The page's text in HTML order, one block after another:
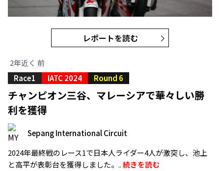
レポートを読む
2年近く 前
Race1
IATC 2024 Round 6
チャンピオン三谷、マレーシアで華々しい勝
利を獲得
Sepang International Circuit
2024年最終戦のレース1で日本人ライダー4人が激突し、池上
と高平が表彰台を獲得しました。..続きを読む